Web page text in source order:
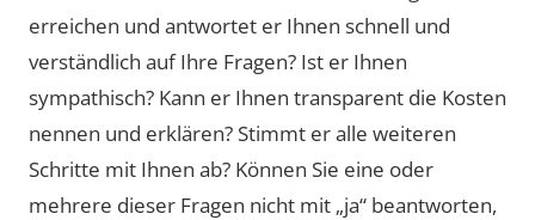
erreichen und antwortet er Ihnen schnell und
verständlich auf Ihre Fragen? Ist er Ihnen
sympathisch? Kann er Ihnen transparent die Kosten
nennen und erklären? Stimmt er alle weiteren
Schritte mit Ihnen ab? Können Sie eine oder
mehrere dieser Fragen nicht mit „ja“ beantworten,